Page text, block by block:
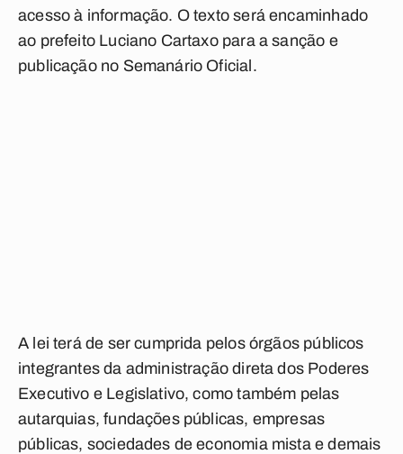
acesso à informação. O texto será encaminhado
ao prefeito Luciano Cartaxo para a sanção e
publicação no Semanário Oficial.
A lei terá de ser cumprida pelos órgãos públicos
integrantes da administração direta dos Poderes
Executivo e Legislativo, como também pelas
autarquias, fundações públicas, empresas
públicas, sociedades de economia mista e demais